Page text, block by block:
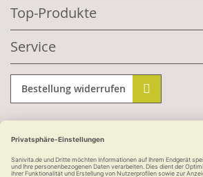
Top-Produkte
Service
Bestellung widerrufen